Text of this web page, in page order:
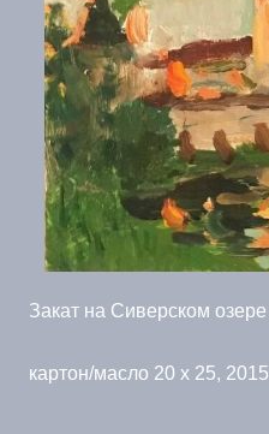
Закат на Сиверском озере
картон/масло 20 x 25, 2015